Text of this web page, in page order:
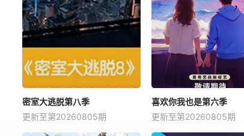
密室大逃脱第八季
更新至第20260805期
喜欢你我也是第六季
更新至第20260805期